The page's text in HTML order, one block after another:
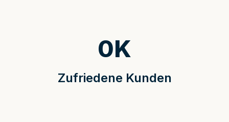
Zufriedene Kunden
0K